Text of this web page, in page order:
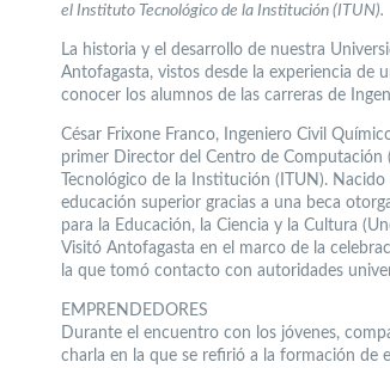
el Instituto Tecnológico de la Institución (ITUN).
La historia y el desarrollo de nuestra
Antofagasta, vistos desde la experiencia de
conocer los alumnos de las carreras de
César Frixone Franco, Ingeniero Civil
primer Director del Centro de
Tecnológico de la Institución (ITUN).
educación superior gracias a una beca
para la Educación, la Ciencia y la Cultura
Visitó Antofagasta en el marco de la
la que tomó contacto con autoridades
EMPRENDEDORES
Durante el encuentro con los jóvenes,
charla en la que se refirió a la formación de